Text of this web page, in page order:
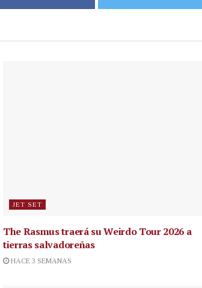
JET SET
The Rasmus traerá su Weirdo Tour 2026 a
tierras salvadoreñas
HACE 3 SEMANAS